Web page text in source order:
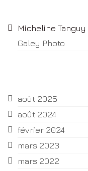
Micheline Tanguy
Galey Photo
août 2025
août 2024
février 2024
mars 2023
mars 2022